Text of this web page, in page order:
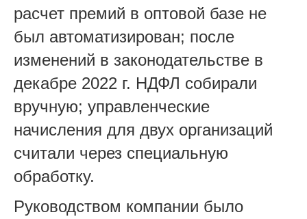
расчет премий в оптовой базе не
был автоматизирован; после
изменений в законодательстве в
декабре 2022 г. НДФЛ собирали
вручную; управленческие
начисления для двух организаций
считали через специальную
обработку.
Руководством компании было